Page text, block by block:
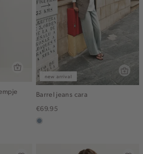
new arrival
Barrel jeans cara
€69.95
dusty